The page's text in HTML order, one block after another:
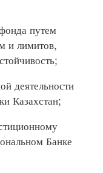
путем
и лимитов,
деятельности
Казахстан;
Банке